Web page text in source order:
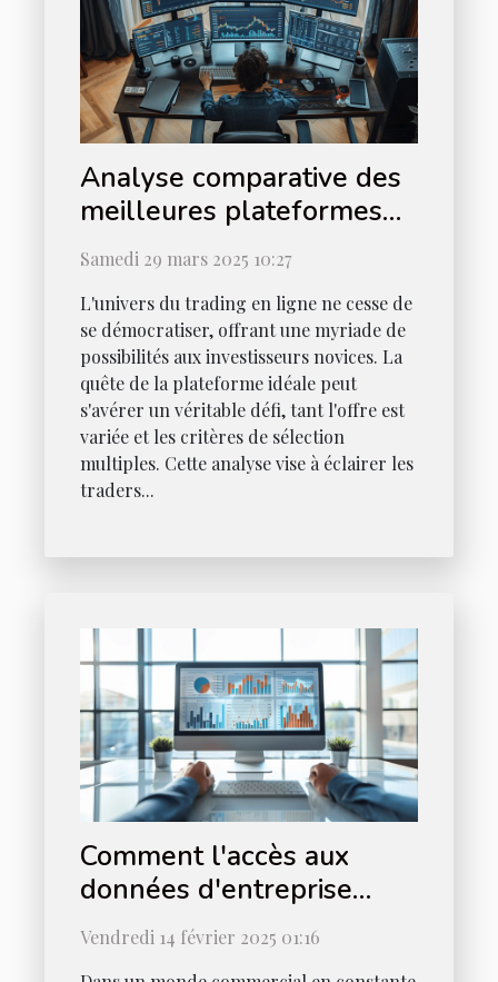
Analyse comparative des
meilleures plateformes
de trading en ligne pour
débutants
Samedi 29 mars 2025 10:27
L'univers du trading en ligne ne cesse de
se démocratiser, offrant une myriade de
possibilités aux investisseurs novices. La
quête de la plateforme idéale peut
s'avérer un véritable défi, tant l'offre est
variée et les critères de sélection
multiples. Cette analyse vise à éclairer les
traders...
Comment l'accès aux
données d'entreprise
optimise la stratégie B2B
Vendredi 14 février 2025 01:16